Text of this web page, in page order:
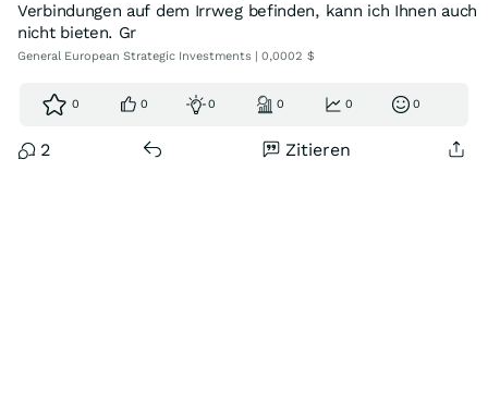
Verbindungen auf dem Irrweg befinden, kann ich Ihnen auch
nicht bieten. Gr
General European Strategic Investments | 0,0002 $
0 0 0 0 0 0
2 Zitieren